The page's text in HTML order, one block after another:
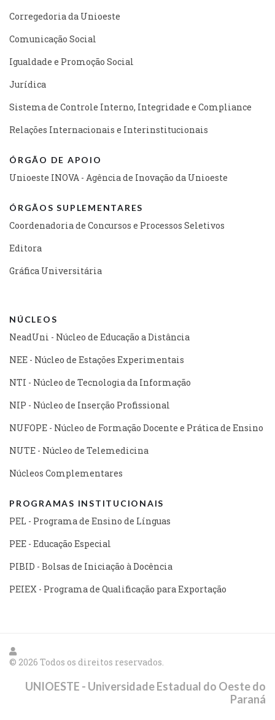
Corregedoria da Unioeste
Comunicação Social
Igualdade e Promoção Social
Jurídica
Sistema de Controle Interno, Integridade e Compliance
Relações Internacionais e Interinstitucionais
ÓRGÃO DE APOIO
Unioeste INOVA - Agência de Inovação da Unioeste
ÓRGÃOS SUPLEMENTARES
Coordenadoria de Concursos e Processos Seletivos
Editora
Gráfica Universitária
NÚCLEOS
NeadUni - Núcleo de Educação a Distância
NEE - Núcleo de Estações Experimentais
NTI - Núcleo de Tecnologia da Informação
NIP - Núcleo de Inserção Profissional
NUFOPE - Núcleo de Formação Docente e Prática de Ensino
NUTE - Núcleo de Telemedicina
Núcleos Complementares
PROGRAMAS INSTITUCIONAIS
PEL - Programa de Ensino de Línguas
PEE - Educação Especial
PIBID - Bolsas de Iniciação à Docência
PEIEX - Programa de Qualificação para Exportação
© 2026 Todos os direitos reservados.
UNIOESTE - Universidade Estadual do Oeste do
Paraná